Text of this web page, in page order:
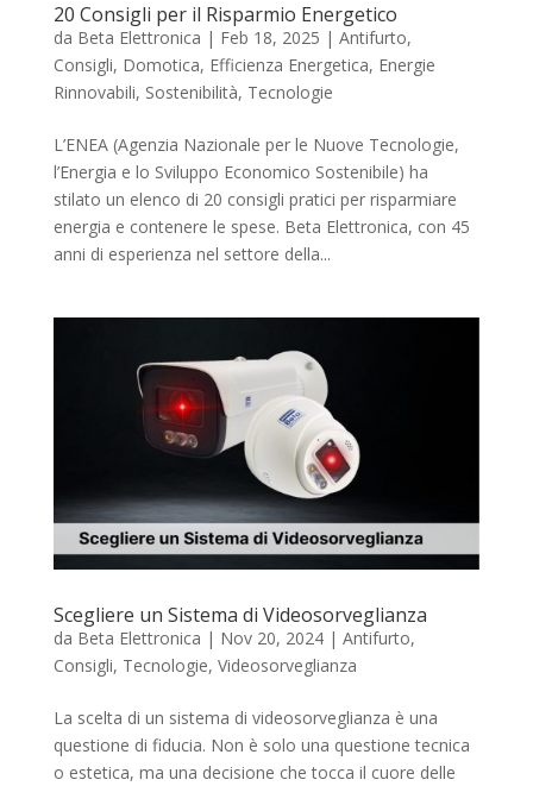
20 Consigli per il Risparmio Energetico
da Beta Elettronica | Feb 18, 2025 | Antifurto,
Consigli, Domotica, Efficienza Energetica, Energie
Rinnovabili, Sostenibilità, Tecnologie
L’ENEA (Agenzia Nazionale per le Nuove Tecnologie,
l’Energia e lo Sviluppo Economico Sostenibile) ha
stilato un elenco di 20 consigli pratici per risparmiare
energia e contenere le spese. Beta Elettronica, con 45
anni di esperienza nel settore della...
Scegliere un Sistema di Videosorveglianza
da Beta Elettronica | Nov 20, 2024| Antifurto,
Consigli, Tecnologie, Videosorveglianza
La scelta di un sistema di videosorveglianza è una
questione di fiducia. Non è solo una questione tecnica
o estetica, ma una decisione che tocca il cuore delle